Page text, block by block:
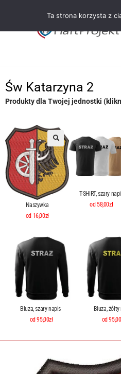
Św Katarzyna 2
Produkty dla Twojej jednostki
Naszywka
od 16,00zł
T-SHIRT, szary
od 58,00zł
Bluza, szary napis
od 95,00zł
Bluza,
od
Ta strona korzysta z